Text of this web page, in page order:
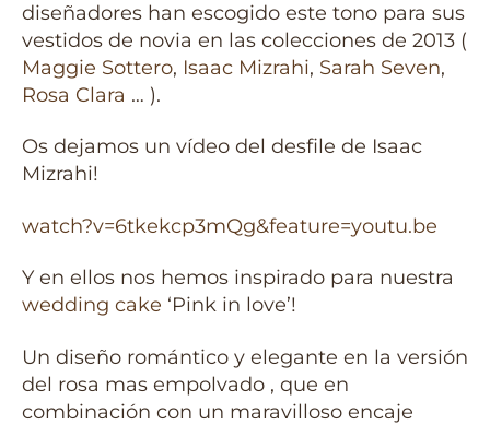
diseñadores han escogido este tono para sus
vestidos de novia en las colecciones de 2013 (
Maggie Sottero, Isaac Mizrahi, Sarah Seven,
Rosa Clara … ).
Os dejamos un vídeo del desfile de Isaac
Mizrahi!
watch?v=6tkekcp3mQg&feature=youtu.be
Y en ellos nos hemos inspirado para nuestra
wedding cake ‘Pink in love’!
Un diseño romántico y elegante en la versión
del rosa mas empolvado , que en
combinación con un maravilloso encaje